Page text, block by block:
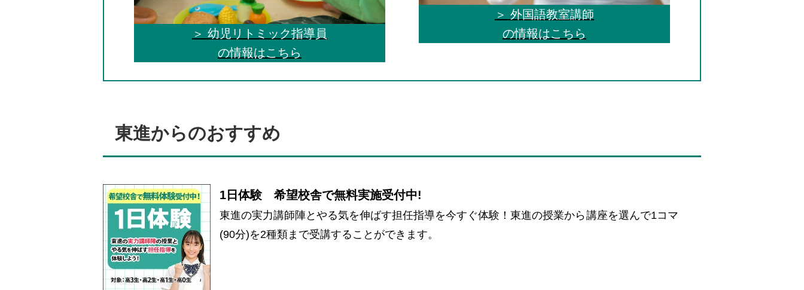
＞ 幼児リトミック指導員
の情報はこちら
＞ 外国語教室講師
の情報はこちら
東進からのおすすめ
1日体験 希望校舎で無料実施受付中!
東進の実力講師陣とやる気を伸ばす担任指導を今すぐ体験！東進の授業から講座を選んで1コマ
(90分)を2種類まで受講することができます。